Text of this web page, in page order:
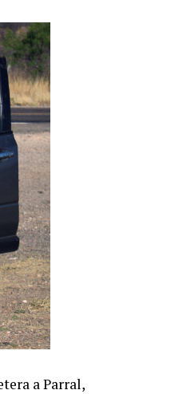
a Parral,